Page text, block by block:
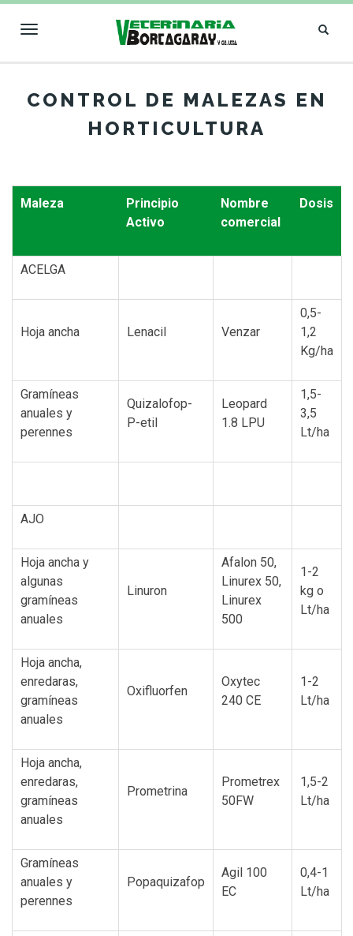
Toggle
BORTAGARAY
CONTROL DE MALEZAS EN
HORTICULTURA
Maleza
Principio
Activo
Nombre
comercial
Dosis
ACELGA
Hoja ancha Lenacil Venzar
0,5-
1,2
Kg/ha
Gramíneas
anuales y
perennes
Quizalofop-
P-etil
Leopard
1.8 LPU
1,5-
3,5
Lt/ha
AJO
Hoja ancha y
algunas
gramíneas
anuales
Linuron
Afalon 50,
Linurex 50,
Linurex
500
1-2
kg o
Lt/ha
Hoja ancha,
enredaras,
gramíneas
anuales
Oxifluorfen
Oxytec
240 CE
1-2
Lt/ha
Hoja ancha,
enredaras,
gramíneas
anuales
Prometrina
Prometrex
50FW
1,5-2
Lt/ha
Gramíneas
anuales y
perennes
Popaquizafop
Agil 100
EC
0,4-1
Lt/ha